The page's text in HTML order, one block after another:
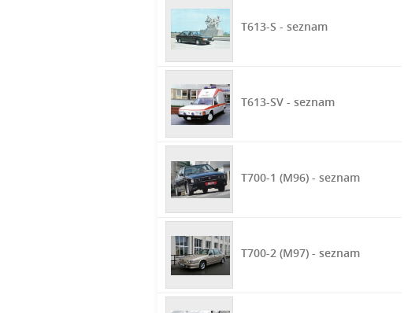
T613-S - seznam
T613-SV - seznam
T700-1 (M96) - seznam
T700-2 (M97) - seznam